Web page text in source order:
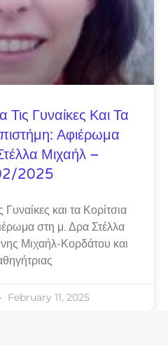
Τις Γυναίκες Και Τα
Αφιέρωμα
Μιχαήλ –
2025
και τα Κορίτσια
στη μ. Δρα Στέλλα
Μιχαήλ-Κορδάτου και
February 11, 2025